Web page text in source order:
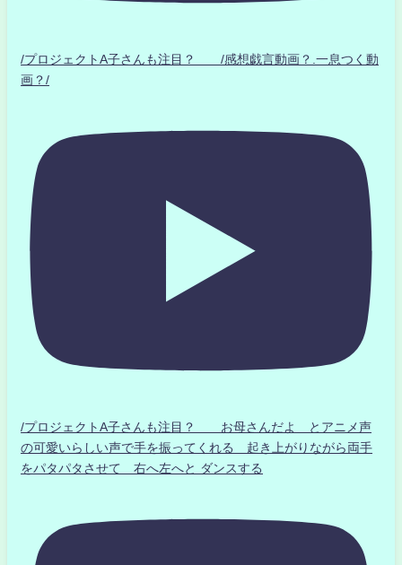
/プロジェクトA子さんも注目？ /感想戯言動画？.一息つく動
画？/
/プロジェクトA子さんも注目？ お母さんだよ とアニメ声
の可愛いらしい声で手を振ってくれる 起き上がりながら両手
をパタパタさせて 右へ左へと ダンスする